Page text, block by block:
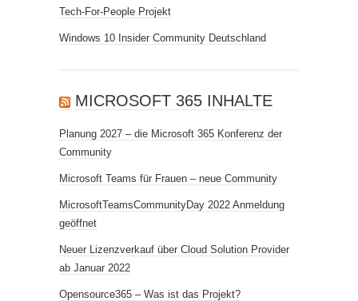
Tech-For-People Projekt
Windows 10 Insider Community Deutschland
MICROSOFT 365 INHALTE
Planung 2027 – die Microsoft 365 Konferenz der
Community
Microsoft Teams für Frauen – neue Community
MicrosoftTeamsCommunityDay 2022 Anmeldung
geöffnet
Neuer Lizenzverkauf über Cloud Solution Provider
ab Januar 2022
Opensource365 – Was ist das Projekt?